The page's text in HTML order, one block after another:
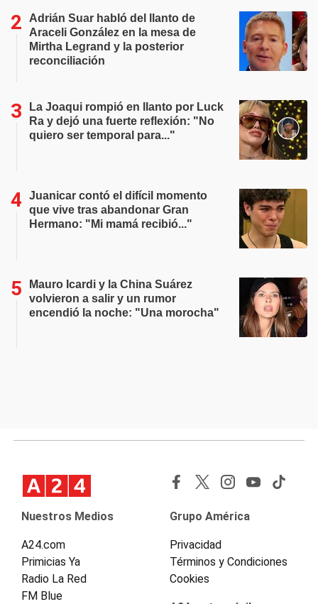
Adrián Suar habló del llanto de
Araceli González en la mesa de
Mirtha Legrand y la posterior
reconciliación
La Joaqui rompió en llanto por Luck
Ra y dejó una fuerte reflexión: "No
quiero ser temporal para..."
Juanicar contó el difícil momento
que vive tras abandonar Gran
Hermano: "Mi mamá recibió..."
Mauro Icardi y la China Suárez
volvieron a salir y un rumor
encendió la noche: "Una morocha"
Nuestros Medios
A24.com
Primicias Ya
Radio La Red
FM Blue
Grupo América
Privacidad
Términos y Condiciones
Cookies